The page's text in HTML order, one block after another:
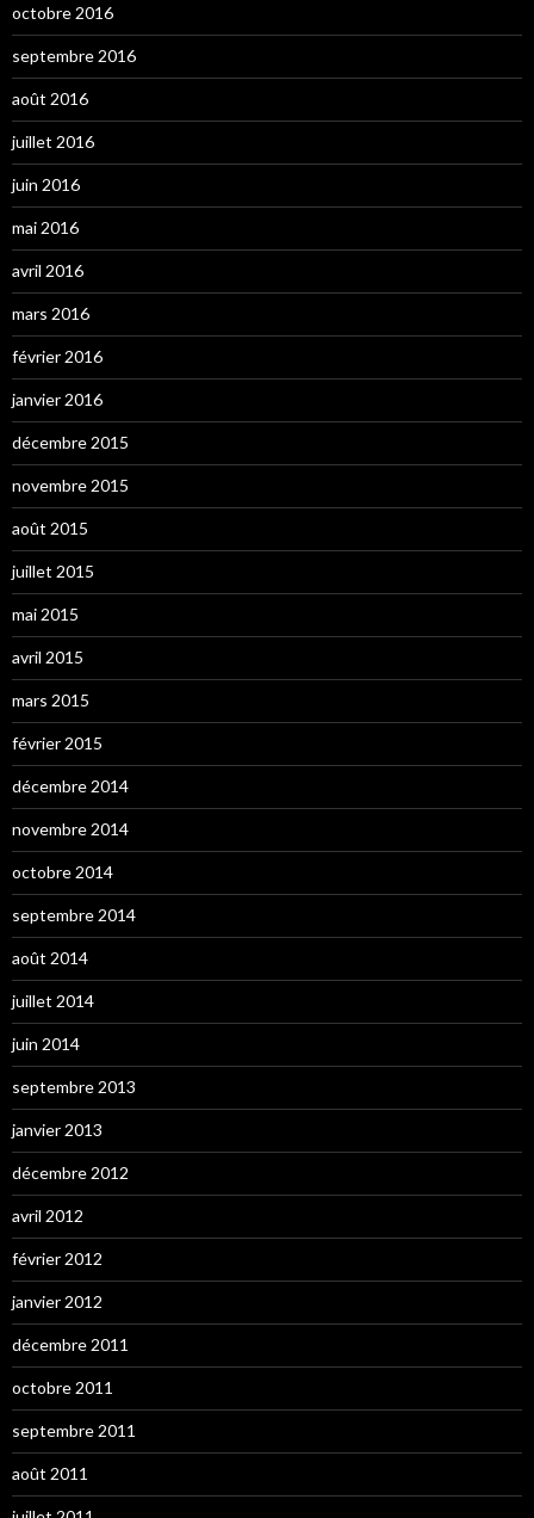
octobre 2016
septembre 2016
août 2016
juillet 2016
juin 2016
mai 2016
avril 2016
mars 2016
février 2016
janvier 2016
décembre 2015
novembre 2015
août 2015
juillet 2015
mai 2015
avril 2015
mars 2015
février 2015
décembre 2014
novembre 2014
octobre 2014
septembre 2014
août 2014
juillet 2014
juin 2014
septembre 2013
janvier 2013
décembre 2012
avril 2012
février 2012
janvier 2012
décembre 2011
octobre 2011
septembre 2011
août 2011